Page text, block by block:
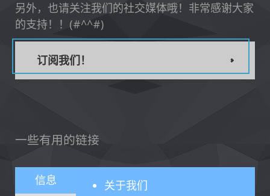
另外，也请关注我们的社交媒体哦！非常感谢大家
的支持！！(#^^#)
订阅我们！
一些有用的链接
信息 关于我们